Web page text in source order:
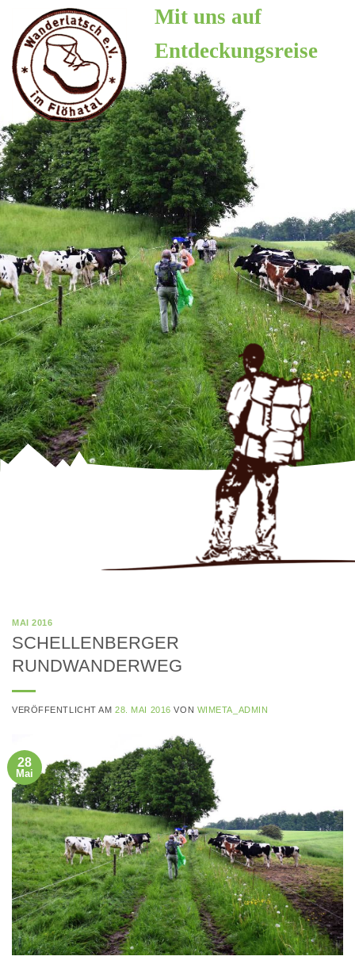
Inhalt
springen
Mit uns auf
Entdeckungsreise
MAI 2016
SCHELLENBERGER
RUNDWANDERWEG
VERÖFFENTLICHT AM28. MAI 2016 VON WIMETA_ADMIN
28
Mai